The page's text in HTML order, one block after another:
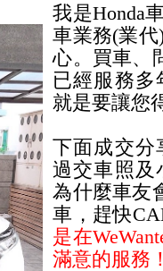
我是Honda
車業務(業
心。買車、
已經服務多
就是要讓您
下面成交分
過交車照及
為什麼車友
車 ，趕快
是在
滿意的服務！